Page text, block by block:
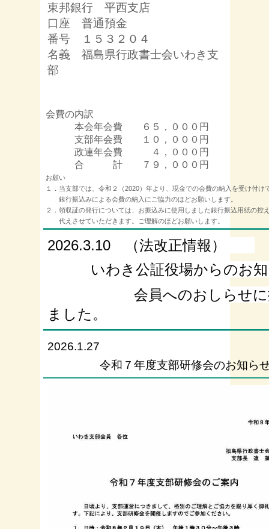
東邦銀行 平西支店
口座 普通預金
番号 １５３２０４
名義 福島県行政書士会いわき支
部
会費の内訳
本会年会費 ６５，０００円
支部年会費 １０，０００円
政連年会費 ４，０００円
合 計 ７９，０００円
お願い
１．当支部では、令和２（2020）年より、現金での会費の納入を受け付け
銀行振込みによる会費の納入にご協力のほどお願いします。
２．領収証の発行については、お振込みに使用しました銀行振込用紙の控
代えさせていただきます。ご理解のほどお願いします。
2026.3.10 （法改正情報）
いわき公証役場からのお知
会員へのおしらせに
ました。
2026.1.27
令和７年度支部研修会のお知ら